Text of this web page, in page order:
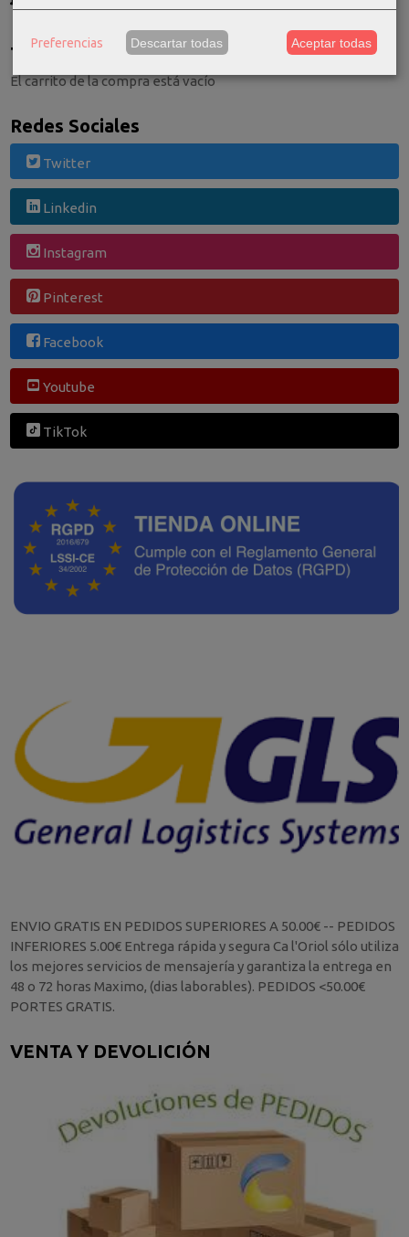
Consultar Destinos
Tu Carrito (0)
El carrito de la compra está vacío
Redes Sociales
Twitter
Linkedin
Instagram
Pinterest
Facebook
Youtube
TikTok
ENVIO GRATIS EN PEDIDOS SUPERIORES A 50.00€ -- PEDIDOS
INFERIORES 5.00€ Entrega rápida y segura Ca l'Oriol sólo utiliza
los mejores servicios de mensajería y garantiza la entrega en
48 o 72 horas Maximo, (dias laborables). PEDIDOS <50.00€
PORTES GRATIS.
VENTA Y DEVOLICIÓN
Preferencias Descartar todas Aceptar todas